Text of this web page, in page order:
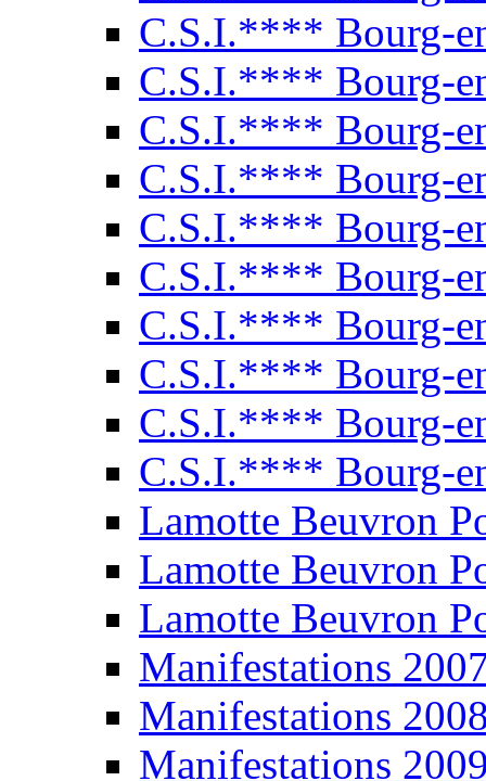
C.S.I.**** Bourg-
C.S.I.**** Bourg-
C.S.I.**** Bourg-
C.S.I.**** Bourg-
C.S.I.**** Bourg-
C.S.I.**** Bourg-
C.S.I.**** Bourg-
C.S.I.**** Bourg-
C.S.I.**** Bourg-
C.S.I.**** Bourg-
Lamotte Beuvron
Lamotte Beuvron
Lamotte Beuvron
Manifestations
Manifestations
Manifestations